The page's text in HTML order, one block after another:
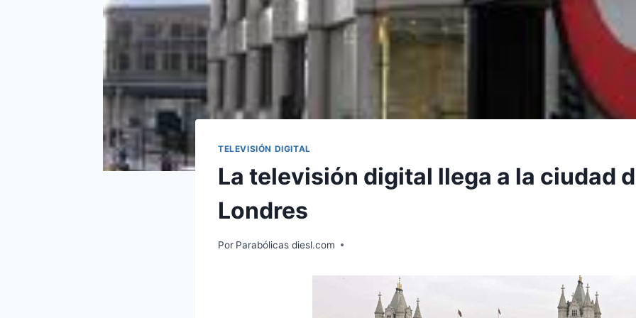
TELEVISIÓN DIGITAL
La televisión digital llega a la ciudad
Londres
Por Parabólicas diesl.com